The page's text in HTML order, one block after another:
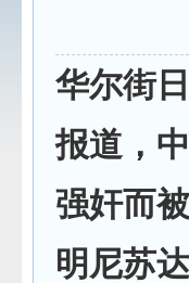
华尔街
报道，
强奸而
明尼苏